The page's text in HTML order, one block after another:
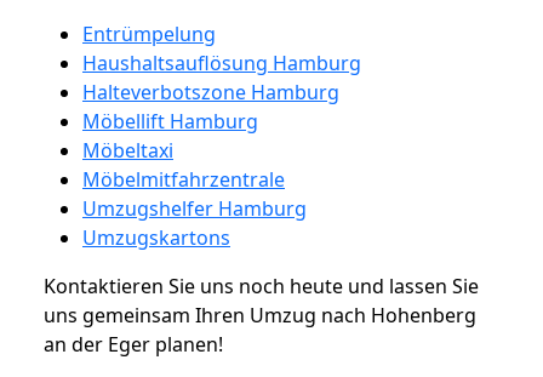
Entrümpelung
Haushaltsauflösung Hamburg
Halteverbotszone Hamburg
Möbellift Hamburg
Möbeltaxi
Möbelmitfahrzentrale
Umzugshelfer Hamburg
Umzugskartons
Kontaktieren Sie uns noch heute und lassen Sie
uns gemeinsam Ihren Umzug nach Hohenberg
an der Eger planen!